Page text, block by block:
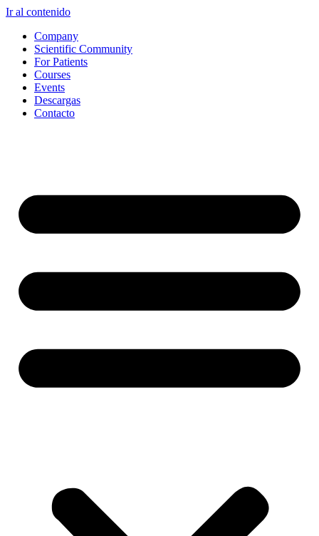
Ir al contenido
Company
Scientific Community
For Patients
Courses
Events
Descargas
Contacto